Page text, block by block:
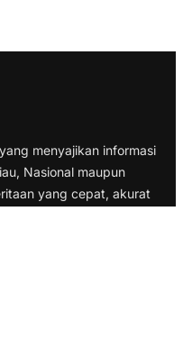
menyajikan informasi
Nasional maupun
yang cepat, akurat